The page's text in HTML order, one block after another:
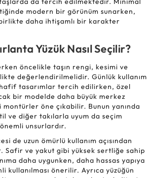
modern bir görünüm sunarken,
daha ihtişamlı bir karakter
Yüzük Nasıl Seçilir?
öncelikle taşın rengi, kesimi ve
değerlendirilmelidir. Günlük kullanım
tasarımlar tercih edilirken, özel
bir modelde daha büyük merkez
öne çıkabilir. Bunun yanında
ve diğer takılarla uyum da seçim
unsurlardır.
de uzun ömürlü kullanım açısından
Safir ve yakut gibi yüksek sertliğe sahip
daha uygunken, daha hassas yapıya
kullanılması önerilir. Ayrıca yüzüğün